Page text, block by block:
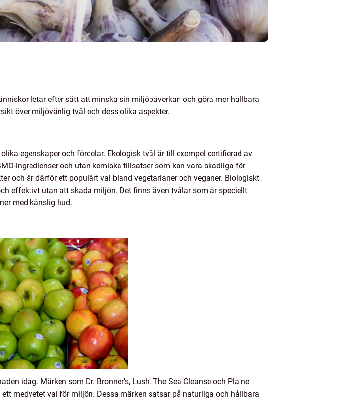
letar efter sätt att minska sin miljöpåverkan och göra mer hållbara
över miljövänlig tvål och dess olika aspekter.
egenskaper och fördelar. Ekologisk tvål är till exempel certifierad av
ingredienser och utan kemiska tillsatser som kan vara skadliga för
och är därför ett populärt val bland vegetarianer och veganer. Biologiskt
effektivt utan att skada miljön. Det finns även tvålar som är speciellt
med känslig hud.
idag. Märken som Dr. Bronner’s, Lush, The Sea Cleanse och Plaine
medvetet val för miljön. Dessa märken satsar på naturliga och hållbara